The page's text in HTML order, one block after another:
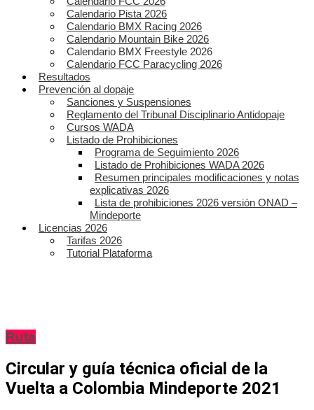
Calendario Pista 2026
Calendario BMX Racing 2026
Calendario Mountain Bike 2026
Calendario BMX Freestyle 2026
Calendario FCC Paracycling 2026
Resultados
Prevención al dopaje
Sanciones y Suspensiones
Reglamento del Tribunal Disciplinario Antidopaje
Cursos WADA
Listado de Prohibiciones
Programa de Seguimiento 2026
Listado de Prohibiciones WADA 2026
Resumen principales modificaciones y notas
explicativas 2026
Lista de prohibiciones 2026 versión ONAD –
Mindeporte
Licencias 2026
Tarifas 2026
Tutorial Plataforma
Ruta
Circular y guía técnica oficial de la
Vuelta a Colombia Mindeporte 2021